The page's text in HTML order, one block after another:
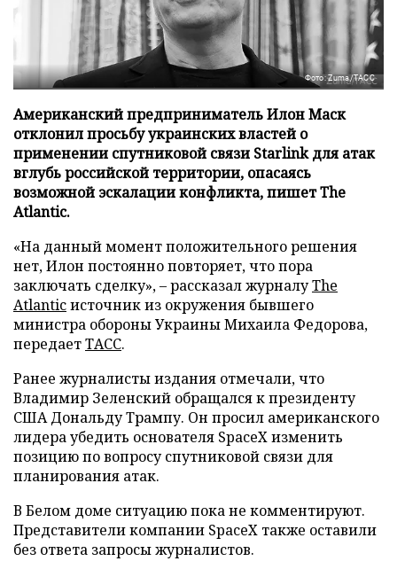
Фото: Zuma/ТАСС
Американский предприниматель Илон Маск
отклонил просьбу украинских властей о
применении спутниковой связи Starlink для атак
вглубь российской территории, опасаясь
возможной эскалации конфликта, пишет The
Atlantic.
«На данный момент положительного решения
нет, Илон постоянно повторяет, что пора
заключать сделку», – рассказал журналуThe
Atlanticисточник из окружения бывшего
министра обороны Украины Михаила Федорова,
передаетТАСС.
Ранее журналисты издания отмечали, что
Владимир Зеленский обращался к президенту
США Дональду Трампу. Он просил американского
лидера убедить основателя SpaceX изменить
позицию по вопросу спутниковой связи для
планирования атак.
В Белом доме ситуацию пока не комментируют.
Представители компании SpaceX также оставили
без ответа запросы журналистов.